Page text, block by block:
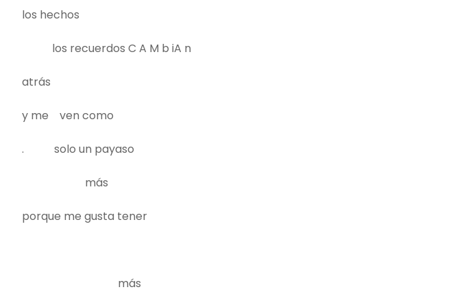
los hechos
los recuerdos C A M b iA n
atrás
y me ven como
. solo un payaso
más
porque me gusta tener
más